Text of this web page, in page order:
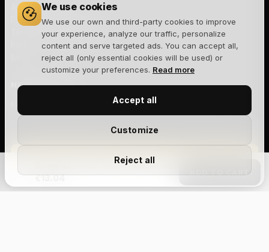
We use cookies
We use our own and third-party cookies to improve
your experience, analyze our traffic, personalize
content and serve targeted ads. You can accept all,
reject all (only essential cookies will be used) or
customize your preferences. Read more
Reject all
Customize
Accept all
€13.04
ADD TO CART
Aviso legal
Política de privacidad
Términos y condiciones
Política de cookies
NEWSLETTER
Novedades, lanzamientos y ofertas exclusivas. Sin spam.
Suscribirme
comerciales.